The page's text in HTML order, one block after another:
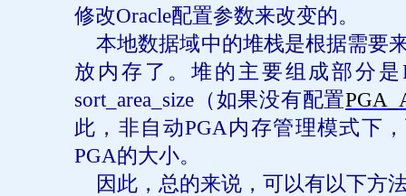
修改Oracle配置参数来改变的。
本地数据域中的堆栈是根据需要
放内存了。堆的主要组成部分是
sort_area_size （如果没有配置
此，非自动PGA内存管理模式下
PGA的大小。
因此，总的来说，可以有以下方